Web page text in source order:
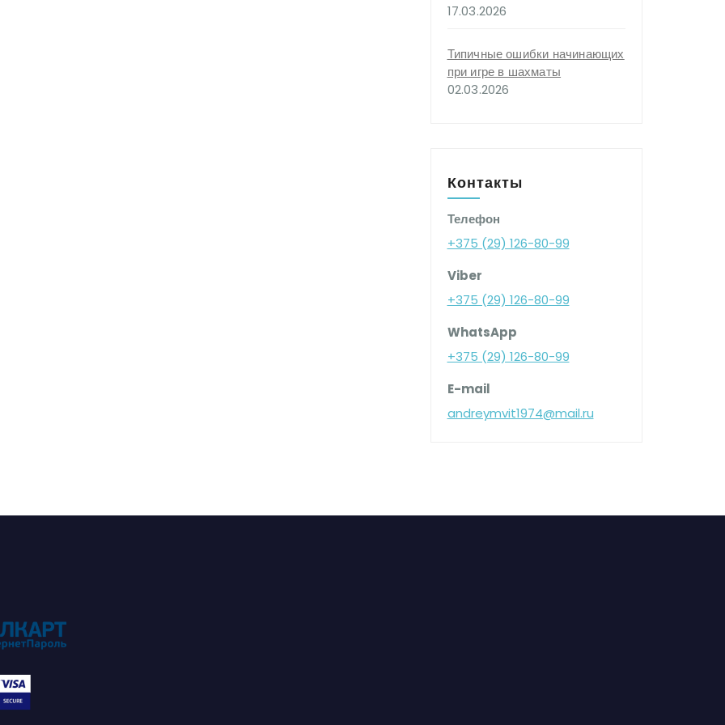
17.03.2026
Типичные ошибки начинающих
при игре в шахматы
02.03.2026
Контакты
Телефон
+375 (29) 126-80-99
Viber
+375 (29) 126-80-99
WhatsApp
+375 (29) 126-80-99
E-mail
andreymvit1974@mail.ru